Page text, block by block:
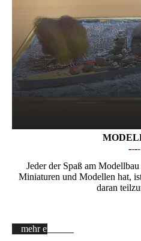
----
Jeder der Spaß am
Miniaturen und Modellen hat,
daran
mehr erfahren